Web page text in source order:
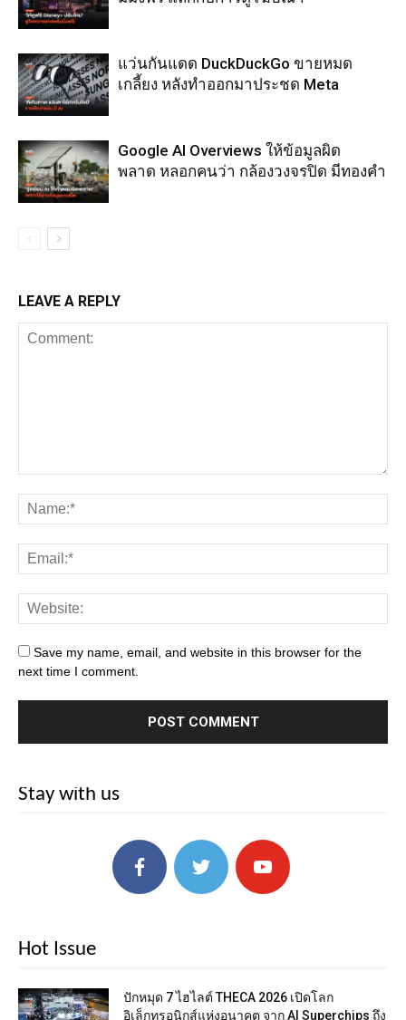
แว่นกันแดด DuckDuckGo ขายหมด
เกลี้ยง หลังทำออกมาประชด Meta
Google AI Overviews ให้ข้อมูลผิด
พลาด หลอกคนว่า กล้องวงจรปิด มีทองคำ
LEAVE A REPLY
Save my name, email, and website in this browser for the
next time I comment.
Stay with us
Hot Issue
ปักหมุด 7 ไฮไลต์ THECA 2026 เปิดโลก
อิเล็กทรอนิกส์แห่งอนาคต จาก AI Superchips ถึง